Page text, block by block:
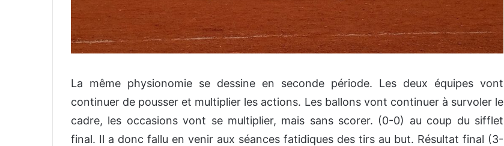
La même physionomie se dessine en seconde période. Les deux équipes vont
continuer de pousser et multiplier les actions. Les ballons vont continuer à survoler le
cadre, les occasions vont se multiplier, mais sans scorer. (0-0) au coup du sifflet
final. Il a donc fallu en venir aux séances fatidiques des tirs au but. Résultat final (3-